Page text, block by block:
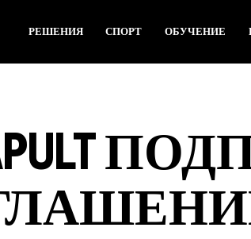
РЕШЕНИЯ СПОРТ ОБУЧЕНИЕ